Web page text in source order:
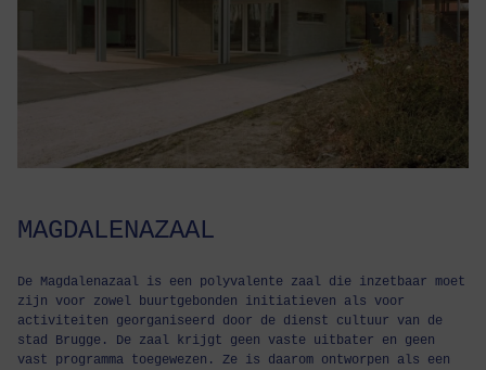
MAGDALENAZAAL
De Magdalenazaal is een polyvalente zaal die inzetbaar moet
zijn voor zowel buurtgebonden initiatieven als voor
activiteiten georganiseerd door de dienst cultuur van de
stad Brugge. De zaal krijgt geen vaste uitbater en geen
vast programma toegewezen. Ze is daarom ontworpen als een